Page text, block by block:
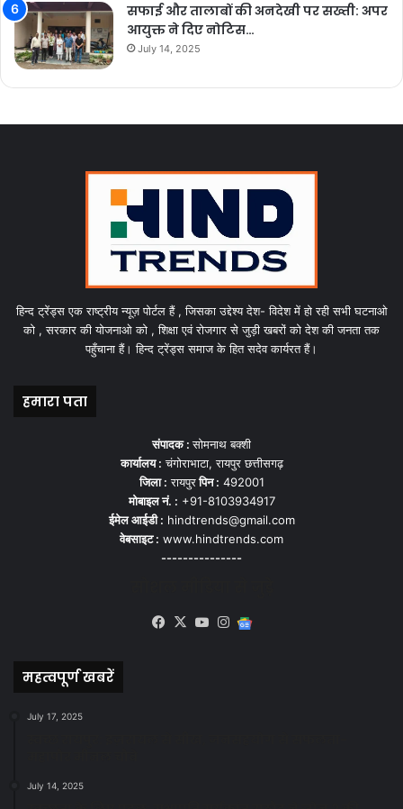
सफाई और तालाबों की अनदेखी पर सख्ती: अपर
आयुक्त ने दिए नोटिस…
July 14, 2025
हिन्द ट्रेंड्स एक राष्ट्रीय न्यूज़ पोर्टल हैं , जिसका उद्देश्य देश- विदेश में हो रही सभी घटनाओ
को , सरकार की योजनाओ को , शिक्षा एवं रोजगार से जुड़ी खबरों को देश की जनता तक
पहुँचाना हैं। हिन्द ट्रेंड्स समाज के हित सदेव कार्यरत हैं।
हमारा पता
संपादक :सोमनाथ बक्शी
कार्यालय : चंगोराभाटा, रायपुर छत्तीसगढ़
जिला : रायपुरपिन : 492001
मोबाइल नं. : +91-8103934917
ईमेल आईडी : hindtrends@gmail.com
वेबसाइट : www.hindtrends.com
---------------
Facebook
X YouTubeInstagram
महत्वपूर्ण खबरें
July 17, 2025
July 14, 2025